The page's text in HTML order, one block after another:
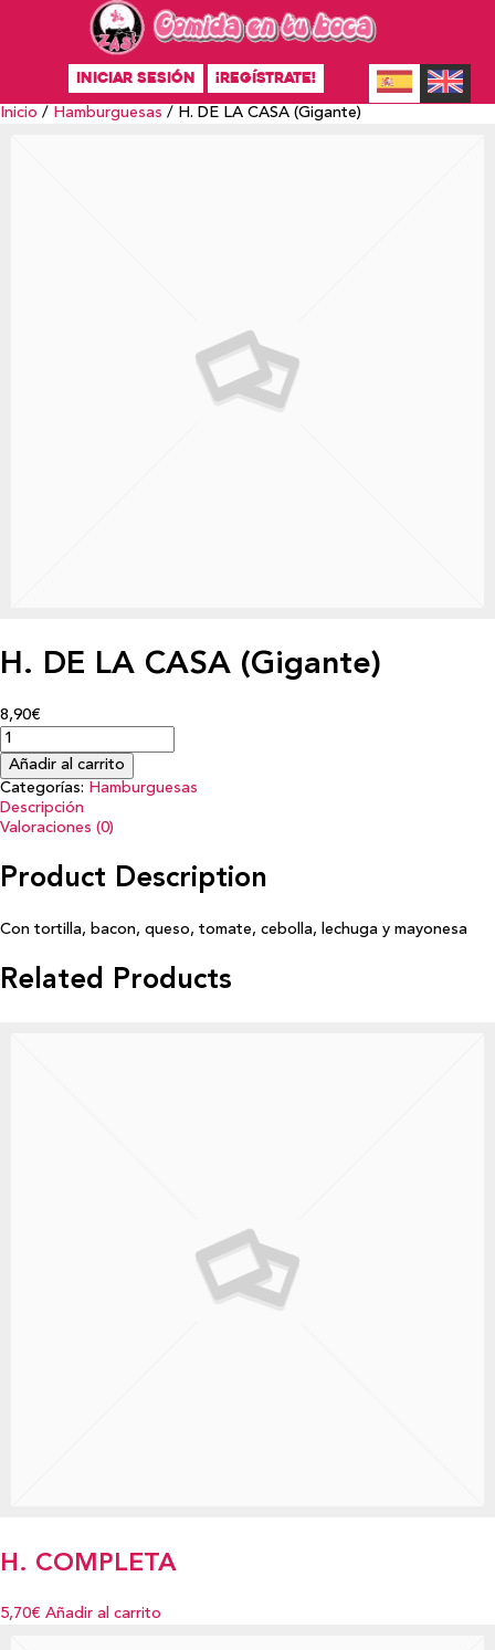
INICIAR SESIÓN ¡REGÍSTRATE!
Inicio / Hamburguesas / H. DE LA CASA (Gigante)
H. DE LA CASA (Gigante)
8,90€
Añadir al carrito
Categorías: Hamburguesas
Descripción
Valoraciones (0)
Product Description
Con tortilla, bacon, queso, tomate, cebolla, lechuga y mayonesa
Related Products
H. COMPLETA
5,70€ Añadir al carrito